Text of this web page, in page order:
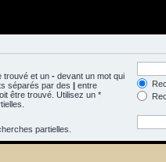
trouvé et un - devant un mot qui
séparés par des | entre
être trouvé. Utilisez un *
partielles.